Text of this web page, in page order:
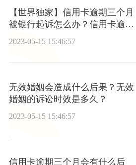
【世界独家】信用卡逾期三个月
被银行起诉怎么办？信用卡逾期
2023-05-15 15:46:57
无效婚姻会造成什么后果？无效
婚姻的诉讼时效是多久？
2023-05-15 15:46:57
信用卡逾期三个月会有什么后